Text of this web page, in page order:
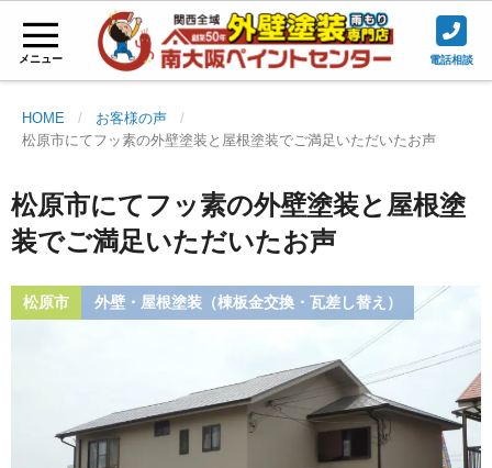
メニュー 電話相談
HOME
お客様の声
松原市にてフッ素の外壁塗装と屋根塗装でご満足いただいたお声
松原市にてフッ素の外壁塗装と屋根塗
装でご満足いただいたお声
松原市 外壁・屋根塗装（棟板金交換・瓦差し替え）